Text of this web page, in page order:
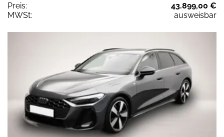
Preis:
43.899,00 €
MWSt:
ausweisbar